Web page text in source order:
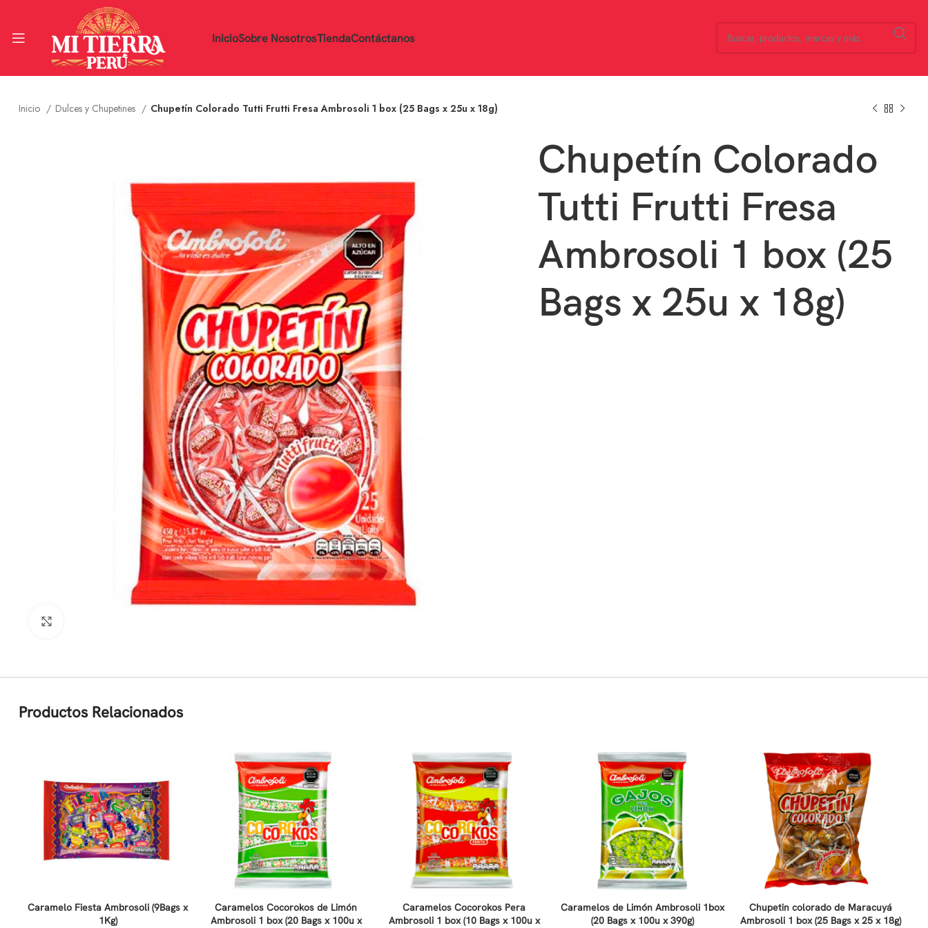
InicioSobre NosotrosTiendaContáctanos
Inicio Dulces y Chupetines Chupetín Colorado Tutti Frutti Fresa Ambrosoli 1 box (25 Bags x 25u x 18g)
Chupetín Colorado
Tutti Frutti Fresa
Ambrosoli 1 box (25
Bags x 25u x 18g)
Productos Relacionados
Caramelo Fiesta Ambrosoli (9Bags x
1Kg)
Caramelos Cocorokos de Limón
Ambrosoli 1 box (20 Bags x 100u x
Caramelos Cocorokos Pera
Ambrosoli 1 box (10 Bags x 100u x
Caramelos de Limón Ambrosoli 1box
(20 Bags x 100u x 390g)
Chupetin colorado de Maracuyá
Ambrosoli 1 box (25 Bags x 25 x 18g)